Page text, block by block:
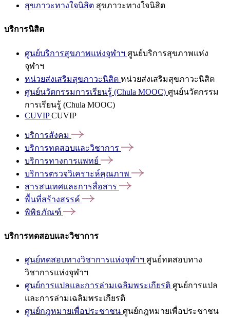
สุขภาวะทางใจนิสิต สุขภาวะทางใจนิสิต
บริการนิสิต
ศูนย์บริการสุขภาพแห่งจุฬาฯ ศูนย์บริการสุขภาพแห่ง
จุฬาฯ
หน่วยส่งเสริมสุขภาวะนิสิต หน่วยส่งเสริมสุขภาวะนิสิต
ศูนย์นวัตกรรมการเรียนรู้ (Chula MOOC) ศูนย์นวัตกรรม
การเรียนรู้ (Chula MOOC)
CUVIPCUVIP
บริการสังคม
บริการทดสอบและวิชาการ
บริการทางการแพทย์
บริการตรวจวิเคราะห์คุณภาพ
สารสนเทศและการสื่อสาร
พื้นที่สร้างสรรค์
พิพิธภัณฑ์
บริการทดสอบและวิชาการ
ศูนย์ทดสอบทางวิชาการแห่งจุฬาฯ ศูนย์ทดสอบทาง
วิชาการแห่งจุฬาฯ
ศูนย์การแปลและการล่ามเฉลิมพระเกียรติ ศูนย์การแปล
และการล่ามเฉลิมพระเกียรติ
ศูนย์กฎหมายเพื่อประชาชน ศูนย์กฎหมายเพื่อประชาชน